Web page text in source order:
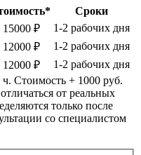
Сроки
15000 ₽
1-2 рабочих дня
12000 ₽
1-2 рабочих дня
12000 ₽
1-2 рабочих дня
Стоимость + 1000 руб.
от реальных
только после
со специалистом